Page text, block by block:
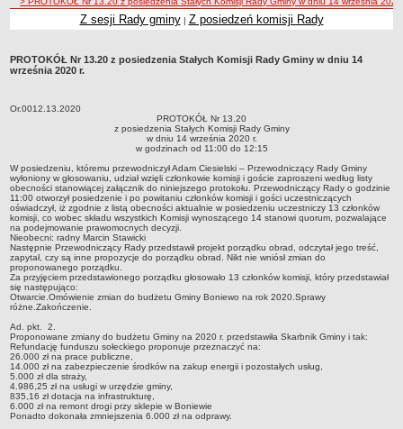
Zadania publiczne
Zabytki Gminy
Plan ogólny Gminy Boniewo
Miejscowy Plan Zagospodarowania Przestrzennego wybranych
terenów Gminy Boniewo
System Informacji Przestrzennej e-mapa
petycje
ponowne wykorzystywanie
pomoc prawna
Punkt potwierdzania profilu zaufanego
Porozumienia
Infromacje w zakresie preferencyjnego paliwa stałego
ocena jakości wody
WŁADZE I STRUKTURA
Rada gminy
Urząd gminy
Wójt
Z sesji Rady gminy| Z posiedzeń komisji Rady
PROTOKÓŁ Nr 13.20 z posiedzenia Stałych Komisji Rady Gminy w dniu 14
września 2020 r.
Or.0012.13.2020
PROTOKÓŁ Nr 13.20
z posiedzenia Stałych Komisji Rady Gminy
w dniu 14 września 2020 r.
w godzinach od 11:00 do 12:15
W posiedzeniu, któremu przewodniczył Adam Ciesielski – Przewodniczący Rady Gminy
wyłoniony w głosowaniu, udział wzięli członkowie komisji i goście zaproszeni według listy
obecności stanowiącej załącznik do niniejszego protokołu. Przewodniczący Rady o godzinie
11:00 otworzył posiedzenie i po powitaniu członków komisji i gości uczestniczących
oświadczył, iż zgodnie z listą obecności aktualnie w posiedzeniu uczestniczy 13 członków
komisji, co wobec składu wszystkich Komisji wynoszącego 14 stanowi quorum, pozwalające
na podejmowanie prawomocnych decyzji.
Nieobecni: radny Marcin Stawicki
Następnie Przewodniczący Rady przedstawił projekt porządku obrad, odczytał jego treść,
zapytał, czy są inne propozycje do porządku obrad. Nikt nie wniósł zmian do
proponowanego porządku.
Za przyjęciem przedstawionego porządku głosowało 13 członków komisji, który przedstawiał
się następująco:
Otwarcie.Omówienie zmian do budżetu Gminy Boniewo na rok 2020.Sprawy
różne.Zakończenie.
Ad. pkt. 2.
Proponowane zmiany do budżetu Gminy na 2020 r. przedstawiła Skarbnik Gminy i tak:
Refundację funduszu sołeckiego proponuje przeznaczyć na:
26.000 zł na prace publiczne,
14.000 zł na zabezpieczenie środków na zakup energii i pozostałych usług,
5.000 zł dla straży,
4.986,25 zł na usługi w urzędzie gminy,
835,16 zł dotacja na infrastrukturę,
6.000 zł na remont drogi przy sklepie w Boniewie
Ponadto dokonała zmniejszenia 6.000 zł na odprawy.